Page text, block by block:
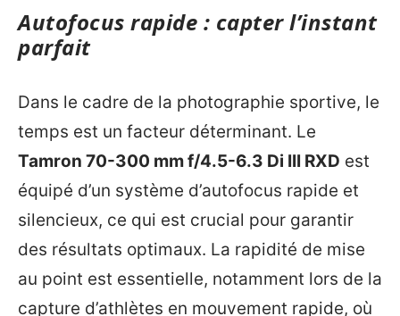
Autofocus rapide : capter l’instant
parfait
Dans le cadre de la photographie sportive, le
temps est un facteur déterminant. Le
Tamron 70-300 mm f/4.5-6.3 Di III RXD est
équipé d’un système d’autofocus rapide et
silencieux, ce qui est crucial pour garantir
des résultats optimaux. La rapidité de mise
au point est essentielle, notamment lors de la
capture d’athlètes en mouvement rapide, où